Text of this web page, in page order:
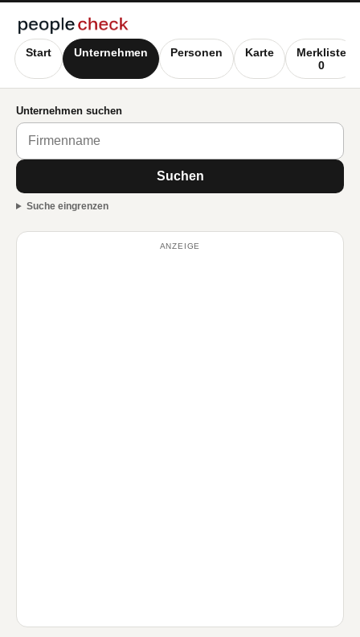
Start Unternehmen Personen Karte
Merkliste
0
Unternehmen suchen
Suchen
Suche eingrenzen
ANZEIGE